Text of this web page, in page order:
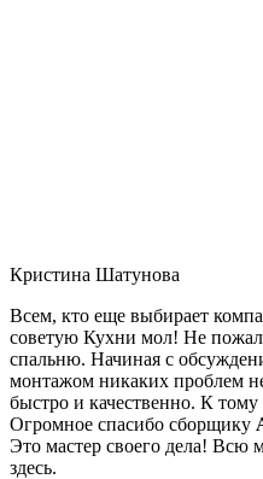
Кристина Шатунова
Всем, кто еще выбирает
советую Кухни мол! Не
спальню. Начиная с
монтажом никаких проблем
быстро и качественно. К
Огромное спасибо сборщику
Это мастер своего дела! Всю
здесь.